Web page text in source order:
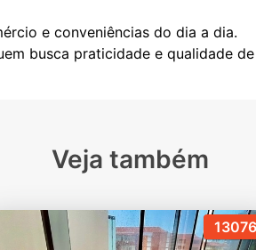
e conveniências do dia a dia.
Veja também
13076